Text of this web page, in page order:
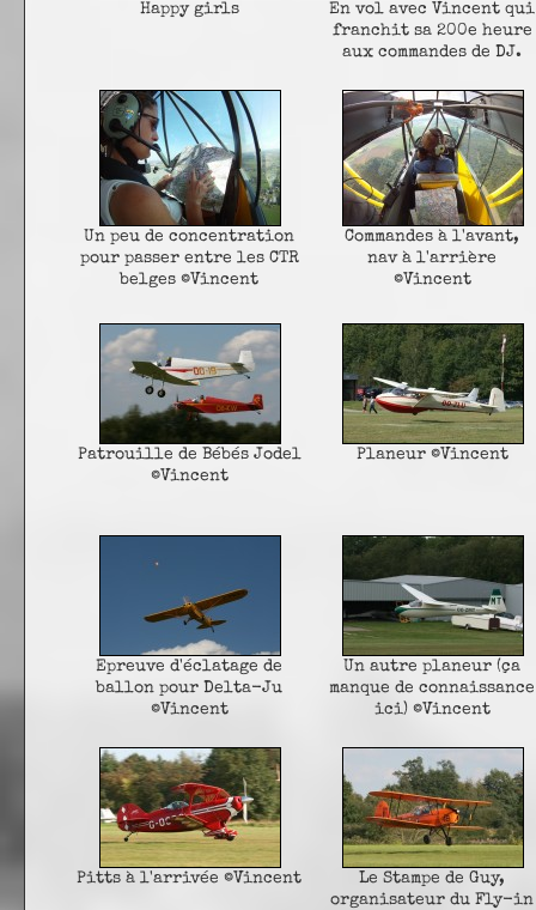
Happy girls
En vol avec Vincent qui
franchit sa 200e heure
aux commandes de DJ.
Un peu de concentration
pour passer entre les CTR
belges ©Vincent
Commandes à l'avant,
nav à l'arrière
©Vincent
Patrouille de Bébés Jodel
©Vincent
Planeur ©Vincent
Epreuve d'éclatage de
ballon pour Delta-Ju
©Vincent
Un autre planeur (ça
manque de connaissance
ici) ©Vincent
Pitts à l'arrivée ©Vincent
Le Stampe de Guy,
organisateur du Fly-in